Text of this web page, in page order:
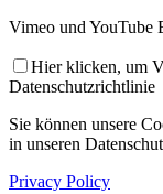
Vimeo und YouTube
Hier klicken, um
Datenschutzrichtlinie
Sie können unsere
in unseren
Privacy Policy